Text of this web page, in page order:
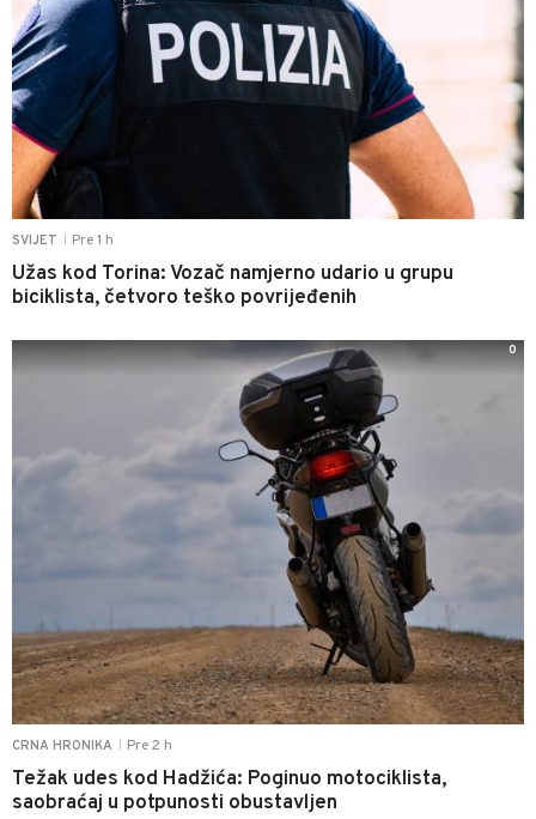
SVIJET Pre 1 h
Užas kod Torina: Vozač namjerno udario u grupu
biciklista, četvoro teško povrijeđenih
CRNA HRONIKA Pre 2 h
Težak udes kod Hadžića: Poginuo motociklista,
saobraćaj u potpunosti obustavljen
0